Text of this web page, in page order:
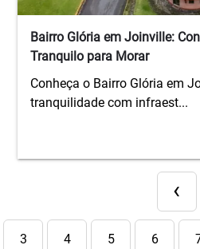
Bairro Glória em Joinville:
Tranquilo para Morar
Conheça o Bairro Glória em
tranquilidade com infraest...
‹
3 4 5 6